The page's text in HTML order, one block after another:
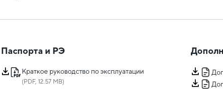
Паспорта и РЭ
Краткое руководство по эксплуатации
(PDF, 12.57 MB)